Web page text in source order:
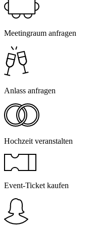
Meetingraum anfragen
Anlass anfragen
Hochzeit veranstalten
Event-Ticket kaufen